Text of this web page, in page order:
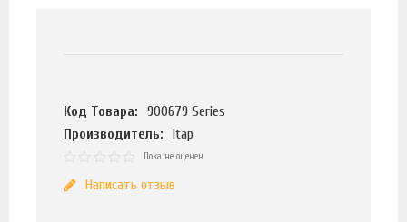
Код Товара:
900679 Series
Производитель:
Itap
Пока не оценен
Написать отзыв